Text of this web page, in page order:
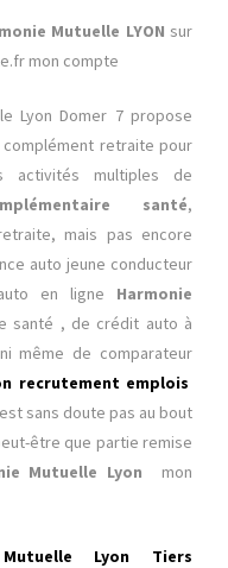
Mutuelle LYON sur
mon compte
Lyon Domer 7 propose
retraite pour
activités multiples de
santé,
mais pas encore
auto jeune conducteur
en ligne Harmonie
santé , de crédit auto à
même de comparateur
recrutement emplois
sans doute pas au bout
être que partie remise
Mutuelle Lyon
mon
Lyon Tiers